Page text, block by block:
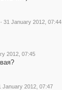
· 31 January 2012, 07:44
2012, 07:45
January 2012, 07:47